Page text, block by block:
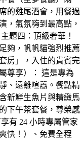
的雞尾酒會，用餐過
，氣氛嗨到最高點，
題四：頂級奢華！
夠，帆帆貓強烈推薦
房」，入住的貴賓完
尊享）： 這是專為
、遠離喧囂。餐點精
新鮮生魚片與精緻馬
下午茶套餐，尊榮感
有 24 小時專屬管家
快！）、免費全程